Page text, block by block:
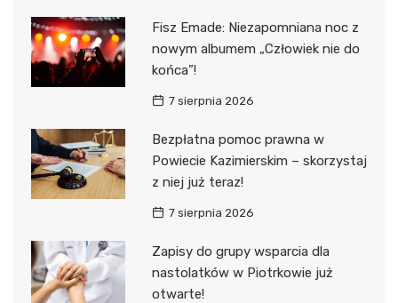
Fisz Emade: Niezapomniana noc z
nowym albumem „Człowiek nie do
końca”!
7 sierpnia 2026
Bezpłatna pomoc prawna w
Powiecie Kazimierskim – skorzystaj
z niej już teraz!
7 sierpnia 2026
Zapisy do grupy wsparcia dla
nastolatków w Piotrkowie już
otwarte!